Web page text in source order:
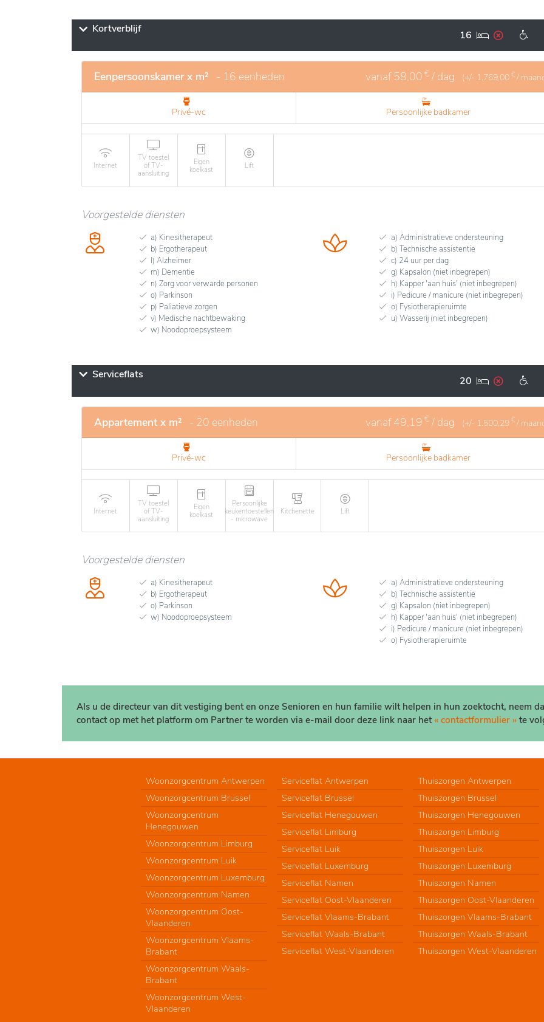
Kortverblijf 16
Eenpersoonskamer x m² - 16 eenheden vanaf 58,00 € / dag (+/- 1.769,00 € /
Privé-wc Persoonlijke badkamer
Internet
TV toestel
of TV-
aansluiting
Eigen
koelkast
Lift
Voorgestelde diensten
a) Kinesitherapeut
b) Ergotherapeut
l) Alzheimer
m) Dementie
n) Zorg voor verwarde personen
o) Parkinson
p) Paliatieve zorgen
v) Medische nachtbewaking
w) Noodoproepsysteem
a) Administratieve ondersteuning
b) Technische assistentie
c) 24 uur per dag
g) Kapsalon (niet inbegrepen)
h) Kapper 'aan huis' (niet inbegrepen)
i) Pedicure / manicure (niet inbegrepen)
o) Fysiotherapieruimte
u) Wasserij (niet inbegrepen)
Serviceflats 20
Appartement x m² - 20 eenheden vanaf49,19 € / dag (+/- 1.500,29 € /
Privé-wc Persoonlijke badkamer
Internet
TV toestel
of TV-
aansluiting
Eigen
koelkast
Persoonlijke
keukentoestellen
- microwave
Kitchenette Lift
Voorgestelde diensten
a) Kinesitherapeut
b) Ergotherapeut
o) Parkinson
w) Noodoproepsysteem
a) Administratieve ondersteuning
b) Technische assistentie
g) Kapsalon (niet inbegrepen)
h) Kapper 'aan huis' (niet inbegrepen)
i) Pedicure / manicure (niet inbegrepen)
o) Fysiotherapieruimte
Als u de directeur van dit vestiging bent en onze Senioren en hun familie wilt helpen in hun zoektocht, neem
contact op met het platform om Partner te worden via e-mail door deze link naar het « contactformulier » te
Woonzorgcentrum Antwerpen
Woonzorgcentrum Brussel
Woonzorgcentrum
Henegouwen
Woonzorgcentrum Limburg
Woonzorgcentrum Luik
Woonzorgcentrum Luxemburg
Woonzorgcentrum Namen
Woonzorgcentrum Oost-
Vlaanderen
Woonzorgcentrum Vlaams-
Brabant
Woonzorgcentrum Waals-
Brabant
Woonzorgcentrum West-
Vlaanderen
Serviceflat Antwerpen
Serviceflat Brussel
Serviceflat Henegouwen
Serviceflat Limburg
Serviceflat Luik
Serviceflat Luxemburg
Serviceflat Namen
Serviceflat Oost-Vlaanderen
Serviceflat Vlaams-Brabant
Serviceflat Waals-Brabant
Serviceflat West-Vlaanderen
Thuiszorgen Antwerpen
Thuiszorgen Brussel
Thuiszorgen Henegouwen
Thuiszorgen Limburg
Thuiszorgen Luik
Thuiszorgen Luxemburg
Thuiszorgen Namen
Thuiszorgen Oost-Vlaanderen
Thuiszorgen Vlaams-Brabant
Thuiszorgen Waals-Brabant
Thuiszorgen West-Vlaanderen